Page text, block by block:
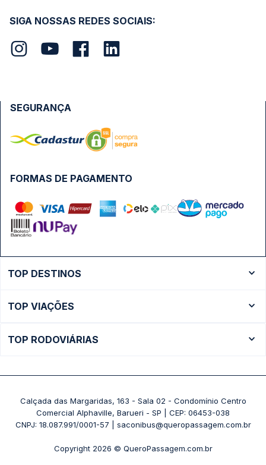
SIGA NOSSAS REDES SOCIAIS:
FORMAS DE PAGAMENTO
SEGURANÇA
TOP DESTINOS
Ônibus São Paulo
TOP VIAÇÕES
Passagens Pássaro Marron
+ Viações
TOP RODOVIÁRIAS
Rodoviária Belo Horizonte - Gov. Israel Pinheiro (Tergip)
Rodoviária Curitiba
+ Rodoviárias
Calçada das Margaridas, 163 - Sala 02 - Condomínio Centro
Comercial Alphaville, Barueri - SP | CEP: 06453-038
CNPJ: 18.087.991/0001-57 | saconibus@queropassagem.com.br
Copyright 2026 © QueroPassagem.com.br